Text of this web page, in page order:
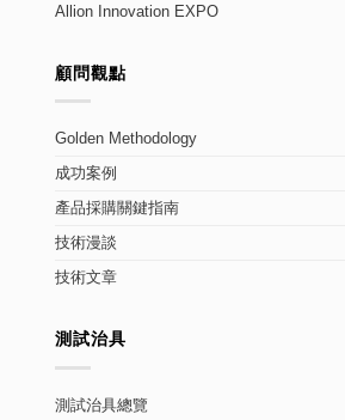
Allion Innovation EXPO
顧問觀點
Golden Methodology
成功案例
產品採購關鍵指南
技術漫談
技術文章
測試治具
測試治具總覽